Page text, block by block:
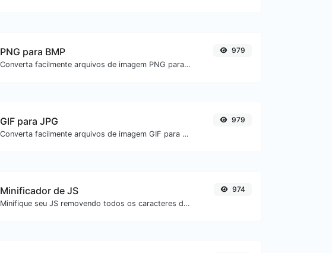
PNG para BMP
Converta facilmente arquivos de imagem PNG para BMP.
979
GIF para JPG
Converta facilmente arquivos de imagem GIF para JPG.
979
Minificador de JS
Minifique seu JS removendo todos os caracteres desnecessários.
974